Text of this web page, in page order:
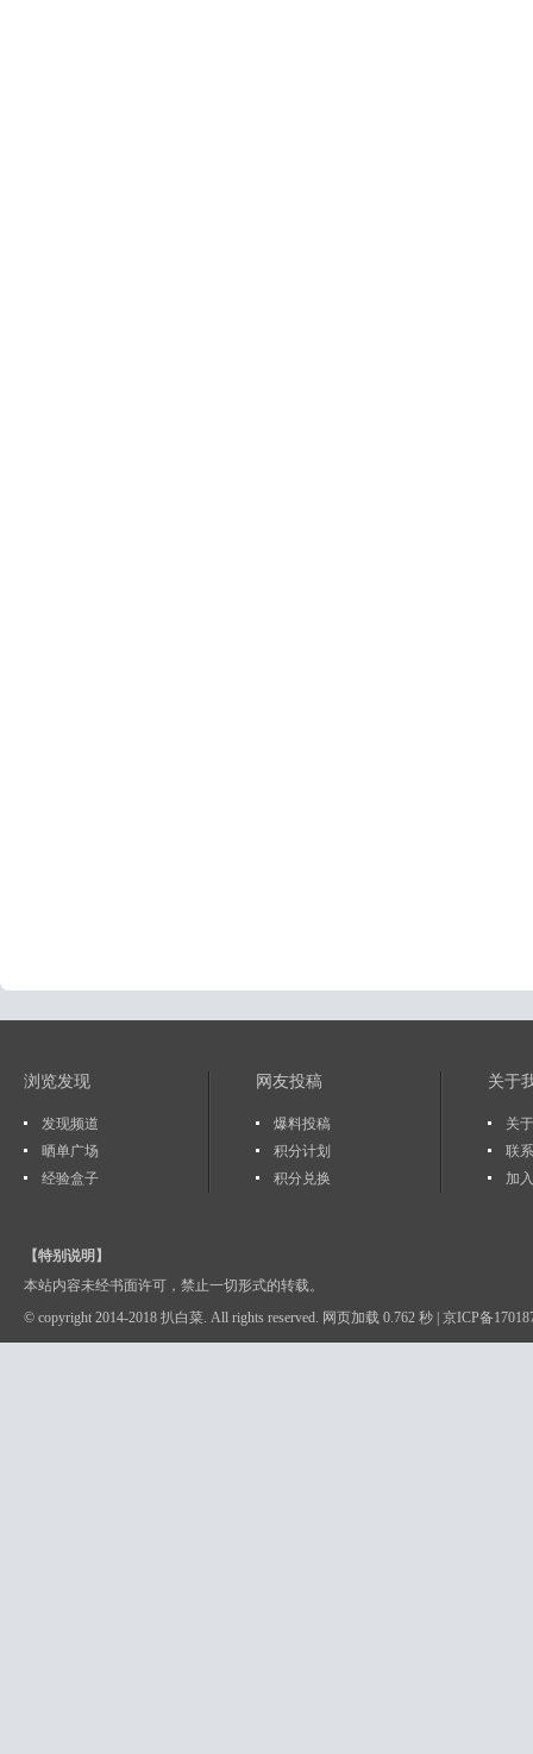
浏览发现
发现频道
晒单广场
经验盒子
网友投稿
爆料投稿
积分计划
积分兑换
关于
关
联
加
【特别说明】
本站内容未经书面许可，禁止一切形式的转载。
© copyright 2014-2018 扒白菜. All rights reserved. 网页加载 0.762 秒 | 京ICP备